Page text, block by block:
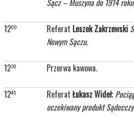
Sącz – Muszyna do 1914 roku
1200 Referat Leszek Zakrzewski
Nowym Sączu.
1230 Przerwa kawowa.
1245 Referat Łukasz Wideł;
oczekiwany produkt